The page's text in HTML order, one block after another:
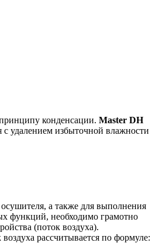
конденсации. Master DH
с удалением избыточной влажности
а также для выполнения
функций, необходимо грамотно
(поток воздуха).
рассчитывается по формуле: